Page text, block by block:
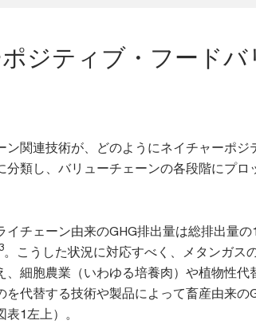
ジティブ・フードバ
ン関連技術が、どのようにネイチャーポジ
分類し、バリューチェーンの各段階にプロ
イチェーン由来のGHG排出量は総排出量の
。こうした状況に対応すべく、メタンガス
、細胞農業（いわゆる培養肉）や植物性代
を代替する技術や製品によって畜産由来の
1左上）。